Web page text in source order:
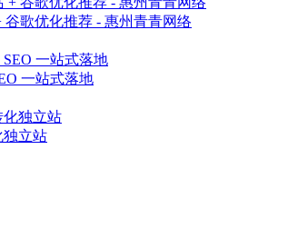
谷歌优化推荐 - 惠州青青网络
一站式落地
独立站